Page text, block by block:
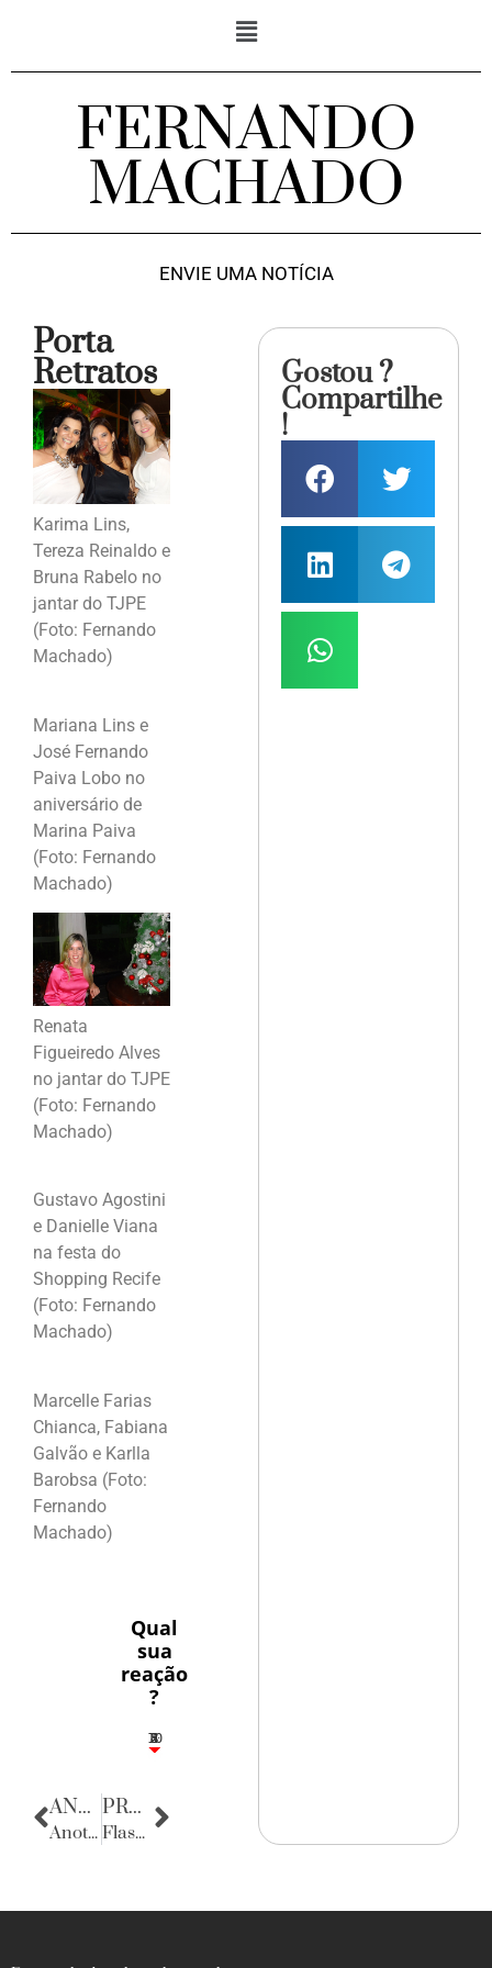
FERNANDO
MACHADO
ENVIE UMA NOTÍCIA
Porta
Retratos
Karima Lins,
Tereza Reinaldo e
Bruna Rabelo no
jantar do TJPE
(Foto: Fernando
Machado)
Mariana Lins e
José Fernando
Paiva Lobo no
aniversário de
Marina Paiva
(Foto: Fernando
Machado)
Renata
Figueiredo Alves
no jantar do TJPE
(Foto: Fernando
Machado)
Gustavo Agostini
e Danielle Viana
na festa do
Shopping Recife
(Foto: Fernando
Machado)
Marcelle Farias
Chianca, Fabiana
Galvão e Karlla
Barobsa (Foto:
Fernando
Machado)
Qual
sua
reação
?
5
2
4
3
10
ANTERIOR
Anotações do Cotidiano
PRÓXIMA
Flashes
Gostou ?
Compartilhe
!